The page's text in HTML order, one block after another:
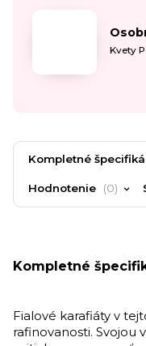
Kvety
Kompletné
Hodnotenie 0
Kompletné
Fialové karafiáty v
rafinovanosti. Svojou